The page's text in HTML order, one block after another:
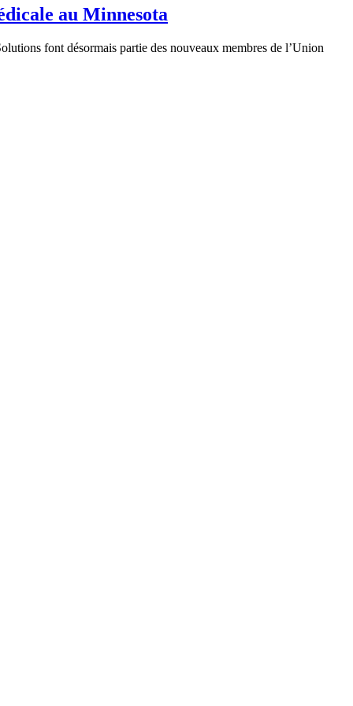
au Minnesota
font désormais partie des nouveaux membres de l’Union